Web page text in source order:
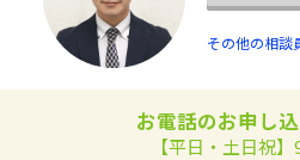
その他の相談
お電話のお申し
【平日・土日祝